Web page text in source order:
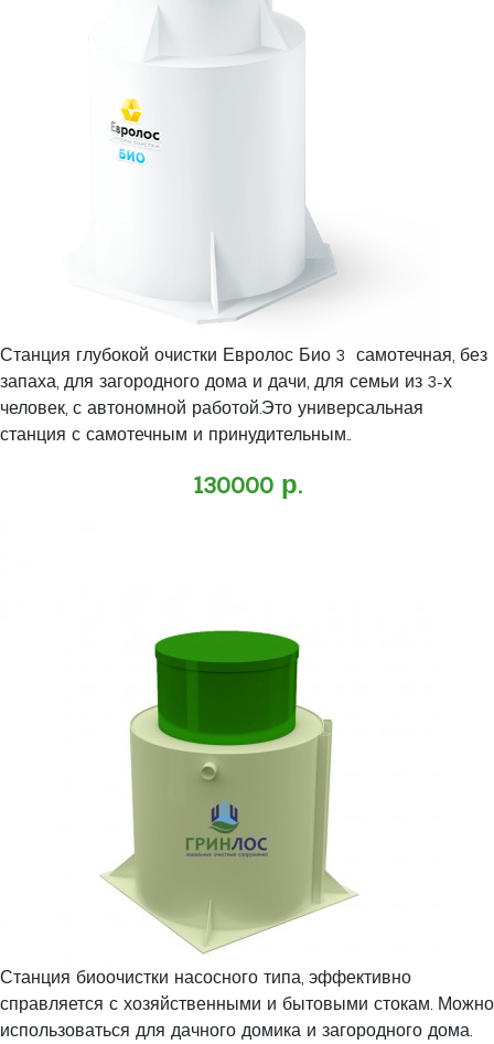
Станция глубокой очистки Евролос Био 3 самотечная, без
запаха, для загородного дома и дачи, для семьи из 3-х
человек, с автономной работой.Это универсальная
станция с самотечным и принудительным..
130000 р.
Станция биоочистки насосного типа, эффективно
справляется с хозяйственными и бытовыми стокам. Можно
использоваться для дачного домика и загородного дома.